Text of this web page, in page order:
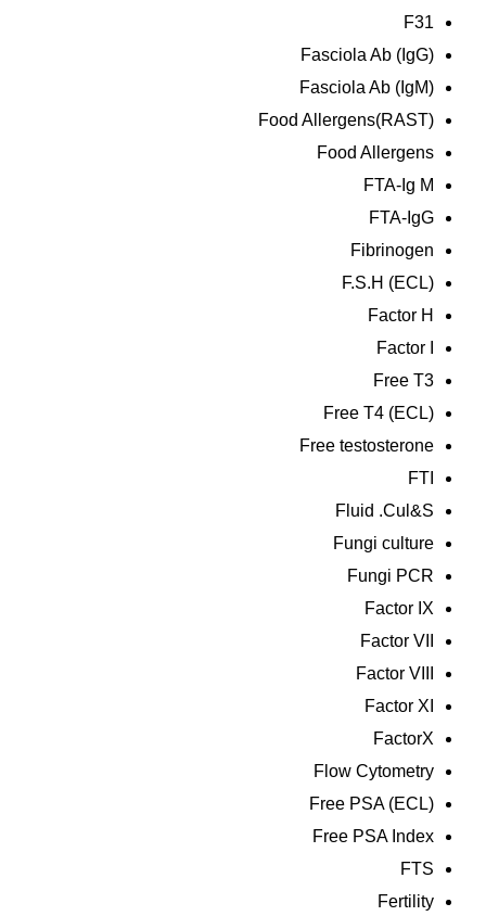
F31
Fasciola Ab (IgG)
Fasciola Ab (IgM)
Food Allergens(RAST)
Food Allergens
FTA-Ig M
FTA-IgG
Fibrinogen
F.S.H (ECL)
Factor H
Factor I
Free T3
Free T4 (ECL)
Free testosterone
FTI
Fluid .Cul&S
Fungi culture
Fungi PCR
Factor IX
Factor VII
Factor VIII
Factor XI
FactorX
Flow Cytometry
Free PSA (ECL)
Free PSA Index
FTS
Fertility